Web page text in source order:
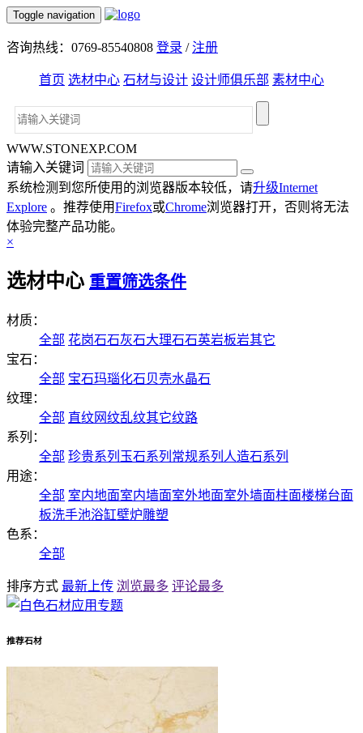
Toggle navigation
咨询热线：0769-85540808 登录 /注册
首页 选材中心 石材与设计 设计师俱乐部 素材中心
WWW.STONEXP.COM
请输入关键词
系统检测到您所使用的浏览器版本较低，请升级Internet
Explore 。推荐使用Firefox或Chrome浏览器打开，否则将无法
体验完整产品功能。
×
选材中心 重置筛选条件
材质：
全部 花岗石石灰石大理石石英岩板岩其它
宝石：
全部 宝石玛瑙化石贝壳水晶石
纹理：
全部 直纹网纹乱纹其它纹路
系列：
全部 珍贵系列 玉石系列 常规系列 人造石系列
用途：
全部 室内地面室内墙面室外地面室外墙面柱面楼梯台面
板洗手池浴缸壁炉雕塑
色系：
全部
排序方式 最新上传 浏览最多 评论最多
推荐石材